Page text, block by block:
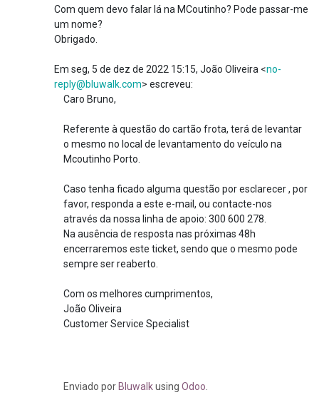
Com quem devo falar lá na MCoutinho? Pode passar-me
um nome?
Obrigado.
Em seg, 5 de dez de 2022 15:15, João Oliveira <no-
reply@bluwalk.com> escreveu:
Caro Bruno,
Referente à questão do cartão frota, terá de levantar
o mesmo no local de levantamento do veículo na
Mcoutinho Porto.
Caso tenha ficado alguma questão por esclarecer , por
favor, responda a este e-mail, ou contacte-nos
através da nossa linha de apoio: 300 600 278.
Na ausência de resposta nas próximas 48h
encerraremos este ticket, sendo que o mesmo pode
sempre ser reaberto.
Com os melhores cumprimentos,
João Oliveira
Customer Service Specialist
Enviadopor Bluwalk usingOdoo